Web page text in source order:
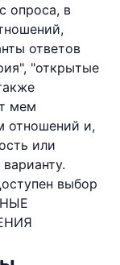
опроса, в
ответов
"открытые
мем
отношений и,
или
выбор